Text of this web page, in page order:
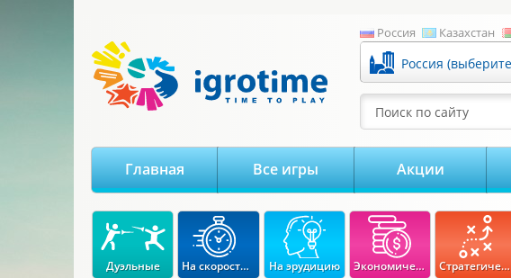
Россия Казахстан
Поиск по сайту
Главная Все игры Акции
Дуэльные На скорость реакции На эрудицию Экономические Стратегические